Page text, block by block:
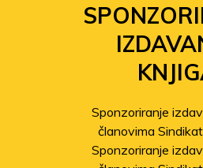
Sponzoriranje
članovima
Sponzoriranje